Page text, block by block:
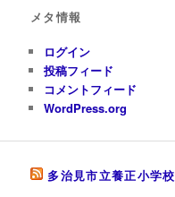
メタ情報
ログイン
投稿フィード
コメントフィード
WordPress.org
多治見市立養正小学校